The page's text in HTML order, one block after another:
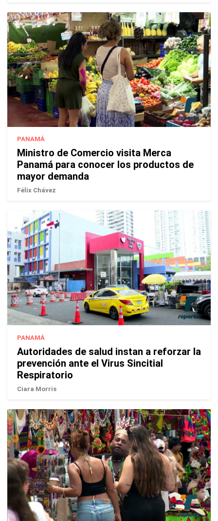
PANAMÁ
Ministro de Comercio visita Merca
Panamá para conocer los productos de
mayor demanda
Félix Chávez
PANAMÁ
Autoridades de salud instan a reforzar la
prevención ante el Virus Sincitial
Respiratorio
Ciara Morris